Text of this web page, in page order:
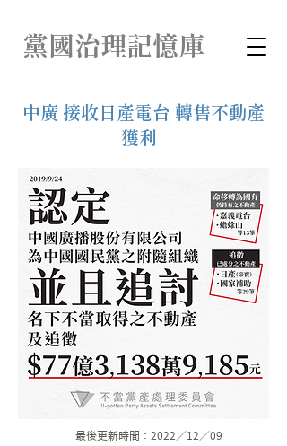
​黨國治理記憶庫
​中廣 接收日產電台 轉售不動產
獲利
最後更新時間：2022／12／09